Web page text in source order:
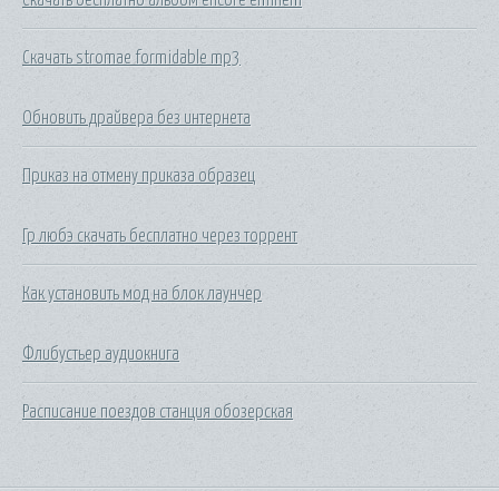
Скачать stromae formidable mp3
Обновить драйвера без интернета
Приказ на отмену приказа образец
Гр любэ скачать бесплатно через торрент
Как установить мод на блок лаунчер
Флибустьер аудиокнига
Расписание поездов станция обозерская